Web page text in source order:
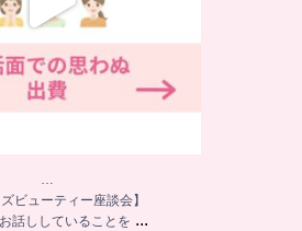
…
ズビューティー座談会】
話ししていることを ...